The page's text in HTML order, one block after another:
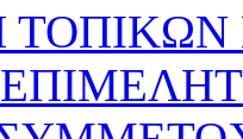
ΤΟΠΙΚΩΝ